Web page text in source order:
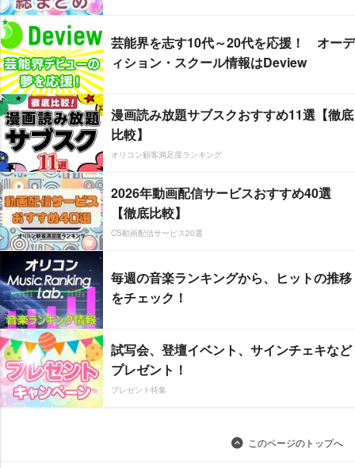
芸能界を志す10代～20代を応援！ オーデ
ィション・スクール情報はDeview
漫画読み放題サブスクおすすめ11選【徹底
比較】
オリコン顧客満足度ランキング
2026年動画配信サービスおすすめ40選
【徹底比較】
CS動画配信サービス20選
毎週の音楽ランキングから、ヒットの推移
をチェック！
試写会、登壇イベント、サインチェキなど
プレゼント！
プレゼント特集
このページのトップへ